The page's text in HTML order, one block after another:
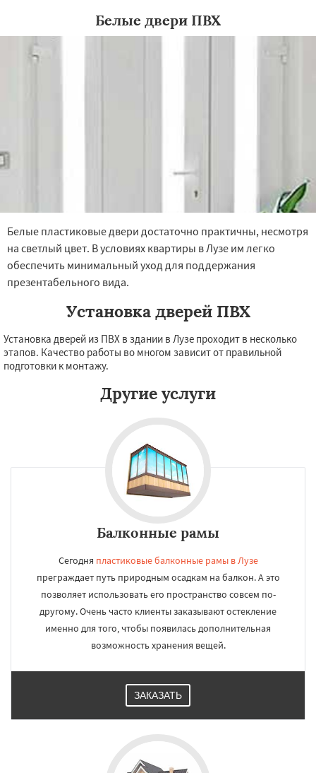
Белые двери ПВХ
Белые пластиковые двери достаточно практичны, несмотря
на светлый цвет. В условиях квартиры в Лузе им легко
обеспечить минимальный уход для поддержания
презентабельного вида.
Установка дверей ПВХ
Установка дверей из ПВХ в здании в Лузе проходит в несколько
этапов. Качество работы во многом зависит от правильной
подготовки к монтажу.
Другие услуги
Балконные рамы
Сегодня пластиковые балконные рамы в Лузе
преграждает путь природным осадкам на балкон. А это
позволяет использовать его пространство совсем по-
другому. Очень часто клиенты заказывают остекление
именно для того, чтобы появилась дополнительная
возможность хранения вещей.
ЗАКАЗАТЬ